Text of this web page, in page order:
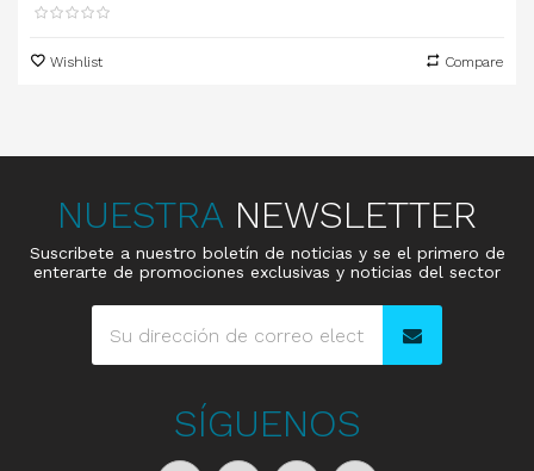
Wishlist Compare
NUESTRA NEWSLETTER
Suscribete a nuestro boletín de noticias y se el primero de
enterarte de promociones exclusivas y noticias del sector
SÍGUENOS